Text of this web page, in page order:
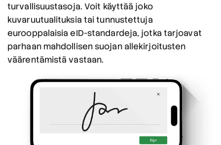
turvallisuustasoja. Voit käyttää joko
kuvaruutualituksia tai tunnustettuja
eurooppalaisia eID-standardeja, jotka tarjoavat
parhaan mahdollisen suojan allekirjoitusten
väärentämistä vastaan.